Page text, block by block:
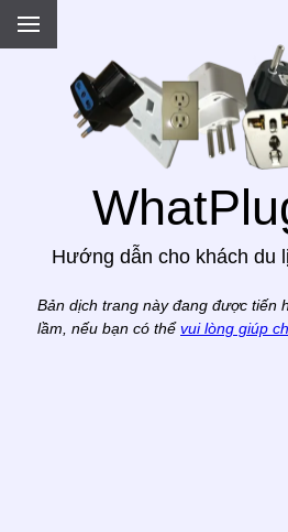
Hướng dẫn cho khách du
Bản dịch trang này đang được tiến
lầm, nếu bạn có thể vui lòng giúp